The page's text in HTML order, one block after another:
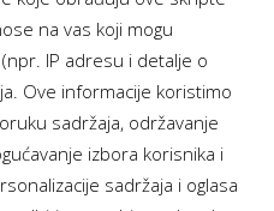
Telecom
lojalnosti
na vas koji mogu
IP adresu i detalje o
Ove informacije koristimo
sadržaja, održavanje
izbora korisnika i
sadržaja i oglasa